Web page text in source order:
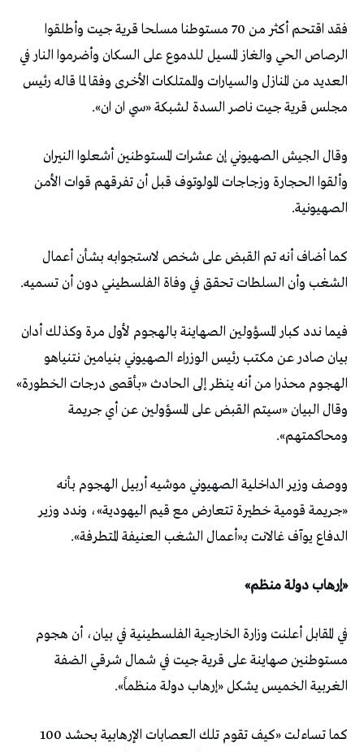
فقد اقتحم أكثر من 70 مستوطنا مسلحا قرية جيت وأطلقوا
الرصاص الحي والغاز المسيل للدموع على السكان وأضرموا النار في
العديد من المنازل والسيارات والممتلكات الأخرى وفقا لما قاله رئيس
مجلس قرية جيت ناصر السدة لشبكة «سي ان ان».
وقال الجيش الصهيوني إن عشرات المستوطنين أشعلوا النيران
وألقوا الحجارة وزجاجات المولوتوف قبل أن تفرقهم قوات الأمن
الصهيونية.
كما أضاف أنه تم القبض على شخص لاستجوابه بشأن أعمال
الشغب وأن السلطات تحقق في وفاة الفلسطيني دون أن تسميه.
فيما ندد كبار المسؤولين الصهاينة بالهجوم لأول مرة وكذلك أدان
بيان صادر عن مكتب رئيس الوزراء الصهيوني بنيامين نتنياهو
الهجوم محذرا من أنه ينظر إلى الحادث «بأقصى درجات الخطورة»
وقال البيان «سيتم القبض على المسؤولين عن أي جريمة
ومحاكمتهم».
ووصف وزير الداخلية الصهيوني موشيه أربيل الهجوم بأنه
«جريمة قومية خطيرة تتعارض مع قيم اليهودية»، وندد وزير
الدفاع يوآف غالانت بـ«أعمال الشغب العنيفة المتطرفة».
«إرهاب دولة منظم»
في المقابل أعلنت وزارة الخارجية الفلسطينية في بيان، أن هجوم
مستوطنين صهاينة على قرية جيت في شمال شرقي الضفة
الغربية الخميس يشكل «إرهاب دولة منظماً».
كما تساءلت «كيف تقوم تلك العصابات الإرهابية بحشد 100